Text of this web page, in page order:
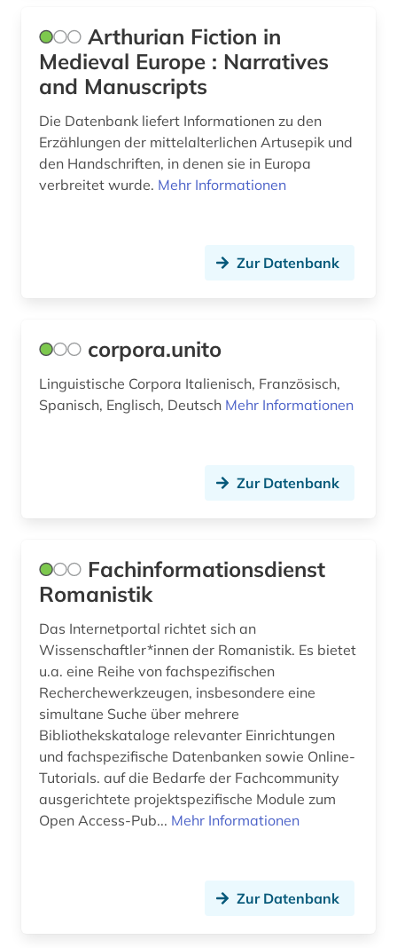
Arthurian Fiction in
Medieval Europe : Narratives
and Manuscripts
Die Datenbank liefert Informationen zu den
Erzählungen der mittelalterlichen Artusepik und
den Handschriften, in denen sie in Europa
verbreitet wurde. Mehr Informationen
Zur Datenbank
corpora.unito
Linguistische Corpora Italienisch, Französisch,
Spanisch, Englisch, Deutsch Mehr Informationen
Zur Datenbank
Fachinformationsdienst
Romanistik
Das Internetportal richtet sich an
Wissenschaftler*innen der Romanistik. Es bietet
u.a. eine Reihe von fachspezifischen
Recherchewerkzeugen, insbesondere eine
simultane Suche über mehrere
Bibliothekskataloge relevanter Einrichtungen
und fachspezifische Datenbanken sowie Online-
Tutorials. auf die Bedarfe der Fachcommunity
ausgerichtete projektspezifische Module zum
Open Access-Pub... Mehr Informationen
Zur Datenbank